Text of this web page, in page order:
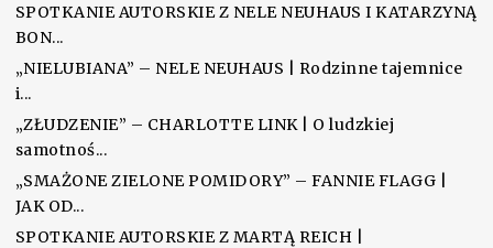
SPOTKANIE AUTORSKIE Z NELE NEUHAUS I KATARZYNĄ
BON...
„NIELUBIANA” – NELE NEUHAUS | Rodzinne tajemnice
i...
„ZŁUDZENIE” – CHARLOTTE LINK | O ludzkiej
samotnoś...
„SMAŻONE ZIELONE POMIDORY” – FANNIE FLAGG |
JAK OD...
SPOTKANIE AUTORSKIE Z MARTĄ REICH |